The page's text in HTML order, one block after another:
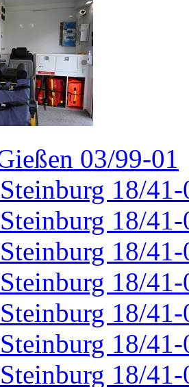
03/99-01
18/41-
18/41-
18/41-
18/41-
18/41-
18/41-
18/41-